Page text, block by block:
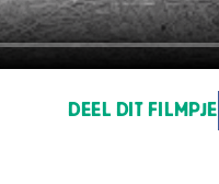
DEEL DIT FILMPJE